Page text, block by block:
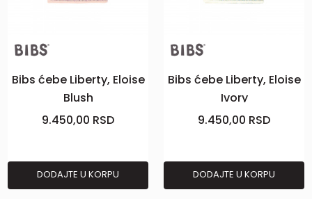
Bibs ćebe Liberty, Eloise
Blush
9.450,00 RSD
DODAJTE U KORPU
Bibs ćebe Liberty, Eloise
Ivory
9.450,00 RSD
DODAJTE U KORPU